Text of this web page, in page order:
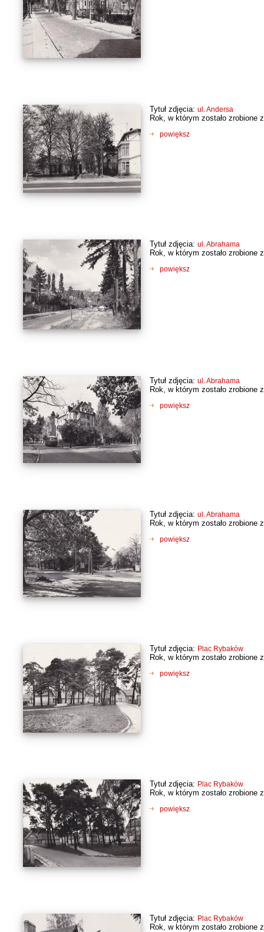
Tytuł zdjęcia: ul. Andersa
Rok, w którym zostało zrobione
powiększ
Tytuł zdjęcia: ul. Abrahama
Rok, w którym zostało zrobione
powiększ
Tytuł zdjęcia: ul. Abrahama
Rok, w którym zostało zrobione
powiększ
Tytuł zdjęcia: ul. Abrahama
Rok, w którym zostało zrobione
powiększ
Tytuł zdjęcia: Plac Rybaków
Rok, w którym zostało zrobione
powiększ
Tytuł zdjęcia: Plac Rybaków
Rok, w którym zostało zrobione
powiększ
Tytuł zdjęcia: Plac Rybaków
Rok, w którym zostało zrobione